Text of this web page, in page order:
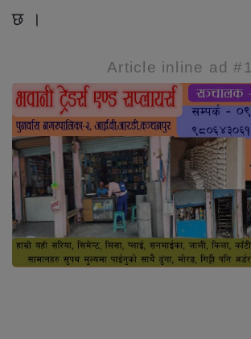
छ ।
Article inline ad #1